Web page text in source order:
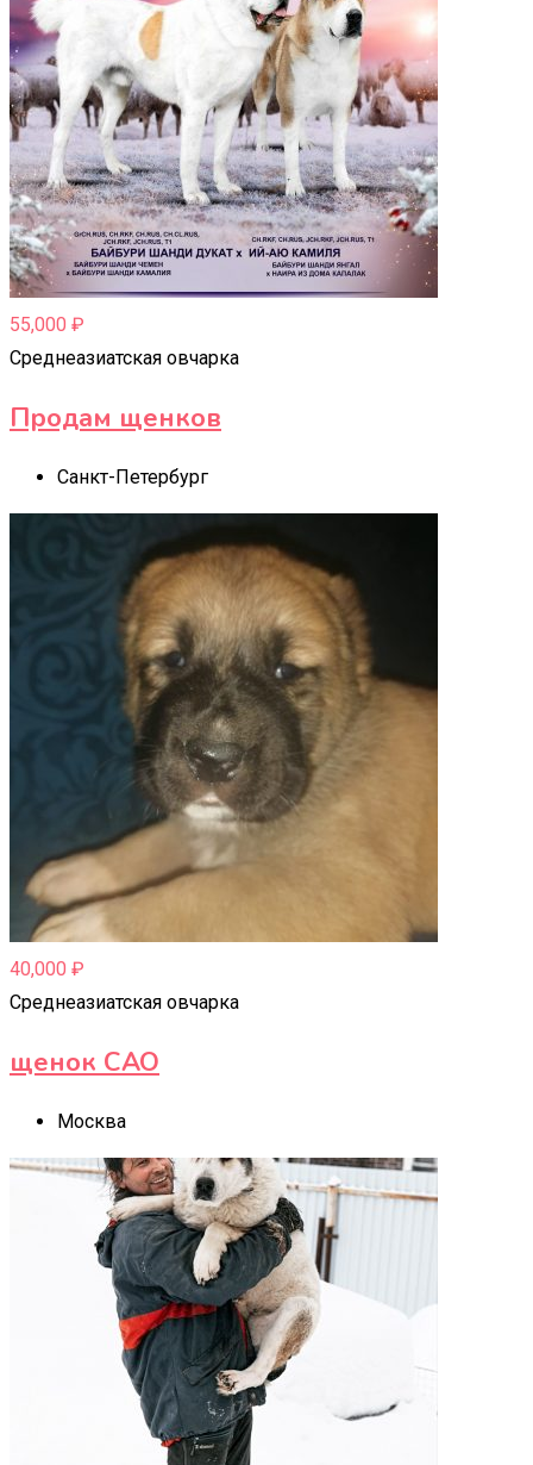
55,000 ₽
Среднеазиатская овчарка
Продам щенков
Санкт-Петербург
40,000 ₽
Среднеазиатская овчарка
щенок САО
Москва